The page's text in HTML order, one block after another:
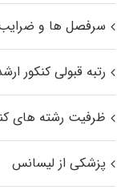
سرفصل ها و
رتبه قبولی کنکور
ظرفیت رشته های
پزشکی از لیسانس